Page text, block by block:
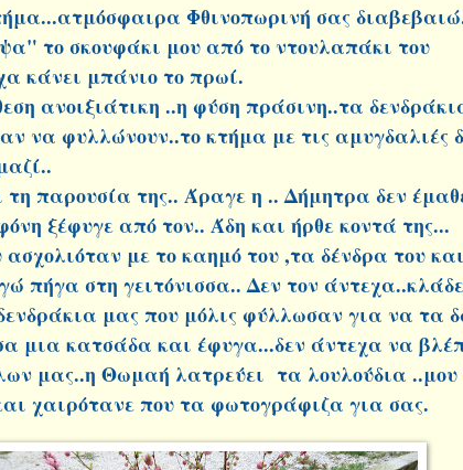
Φθινοπωρινή σας
το σκουφάκι μου από το ντουλαπάκι του
κάνει μπάνιο το πρωί.
ανοιξιάτικη ..η φύση πράσινη..τα
να φυλλώνουν..το κτήμα με τις αμυγδαλιές
τη παρουσία της.. Άραγε η .. Δήμητρα δεν
ξέφυγε από τον.. Άδη και ήρθε κοντά της...
με το καημό του ,τα δένδρα του
πήγα στη γειτόνισσα.. Δεν τον
μας που μόλις φύλλωσαν για να τα
μια κατσάδα και έφυγα...δεν άντεχα να
μας..η Θωμαή λατρεύει τα λουλούδια ..μου
χαιρότανε που τα φωτογράφιζα για σας.